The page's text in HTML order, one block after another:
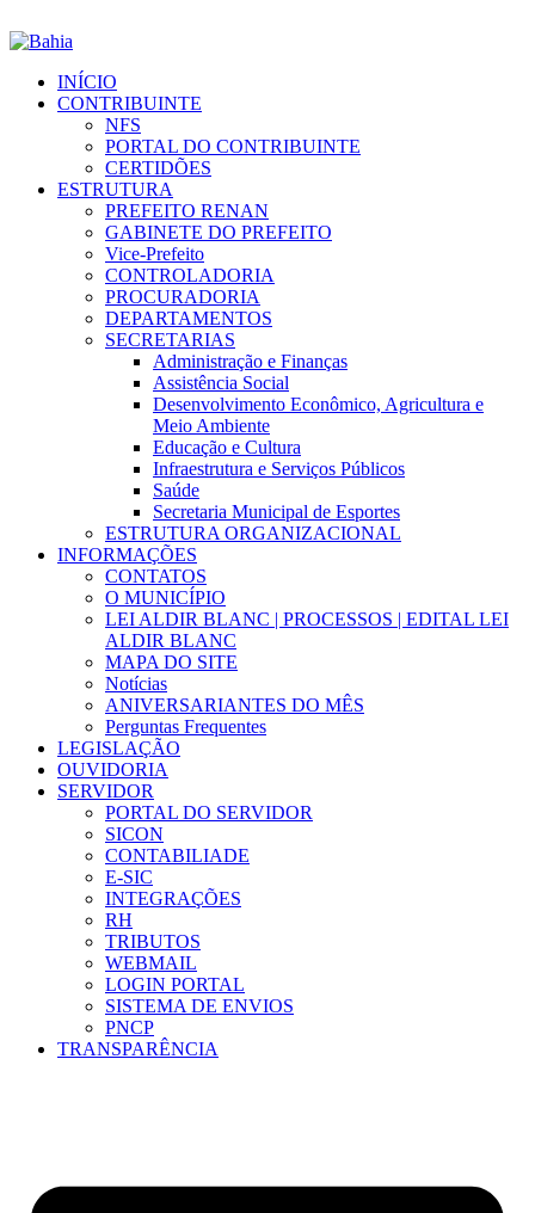
INÍCIO
CONTRIBUINTE
NFS
PORTAL DO CONTRIBUINTE
CERTIDÕES
ESTRUTURA
PREFEITO RENAN
GABINETE DO PREFEITO
Vice-Prefeito
CONTROLADORIA
PROCURADORIA
DEPARTAMENTOS
SECRETARIAS
Administração e Finanças
Assistência Social
Desenvolvimento Econômico, Agricultura e
Meio Ambiente
Educação e Cultura
Infraestrutura e Serviços Públicos
Saúde
Secretaria Municipal de Esportes
ESTRUTURA ORGANIZACIONAL
INFORMAÇÕES
CONTATOS
O MUNICÍPIO
LEI ALDIR BLANC | PROCESSOS | EDITAL LEI
ALDIR BLANC
MAPA DO SITE
Notícias
ANIVERSARIANTES DO MÊS
Perguntas Frequentes
LEGISLAÇÃO
OUVIDORIA
SERVIDOR
PORTAL DO SERVIDOR
SICON
CONTABILIADE
E-SIC
INTEGRAÇÕES
RH
TRIBUTOS
WEBMAIL
LOGIN PORTAL
SISTEMA DE ENVIOS
PNCP
TRANSPARÊNCIA